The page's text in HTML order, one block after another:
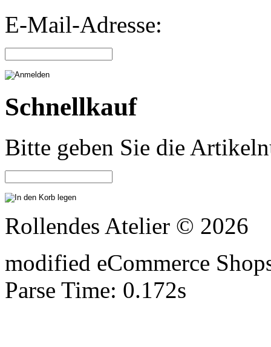
E-Mail-Adresse:
Schnellkauf
Bitte geben Sie die
Rollendes Atelier © 2026
modified eCommerce
Parse Time: 0.172s